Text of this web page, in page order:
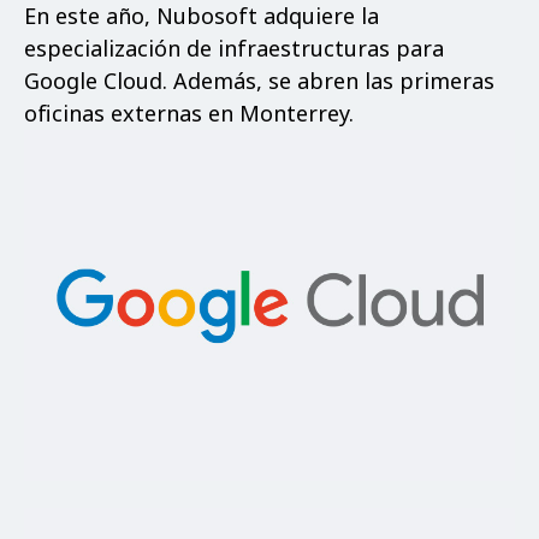
En este año, Nubosoft adquiere la
especialización de infraestructuras para
Google Cloud. Además, se abren las primeras
oficinas externas en Monterrey.